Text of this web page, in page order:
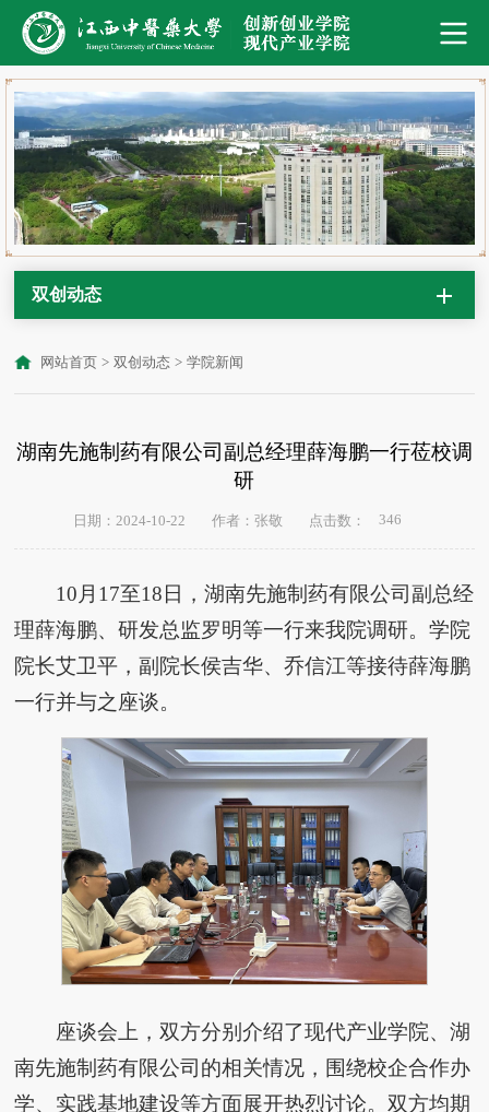
双创动态
网站首页 > 双创动态 > 学院新闻
湖南先施制药有限公司副总经理薛海鹏一行莅校调
研
日期：2024-10-22 作者：张敬 点击数： 346
10月17至18日，湖南先施制药有限公司副总经
理薛海鹏、研发总监罗明等一行来我院调研。学院
院长艾卫平，副院长侯吉华、乔信江等接待薛海鹏
一行并与之座谈。
座谈会上，双方分别介绍了现代产业学院、湖
南先施制药有限公司的相关情况，围绕校企合作办
学、实践基地建设等方面展开热烈讨论。双方均期